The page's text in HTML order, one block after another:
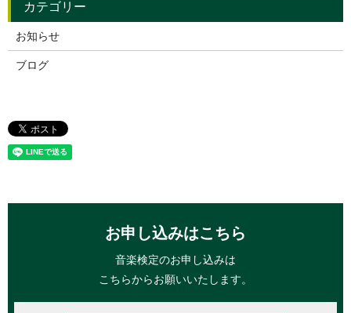
お知らせ
ブログ
お申し込みはこちら
音楽検定のお申し込みは
こちらからお願いいたします。